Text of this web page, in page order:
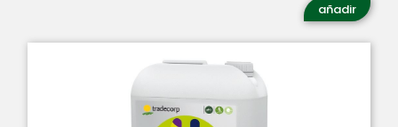
añadir